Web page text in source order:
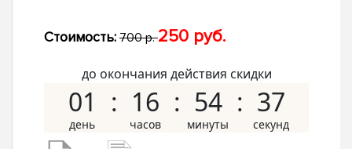
Стоимость: 700 р.250 руб.
до окончания действия скидки
01 16 54 36